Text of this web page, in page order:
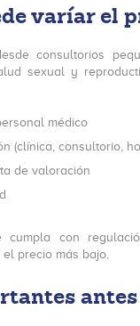
varíar el
consultorios
sexual y
médico
(clínica, consultorio,
de valoración
cumpla con
precio más bajo.